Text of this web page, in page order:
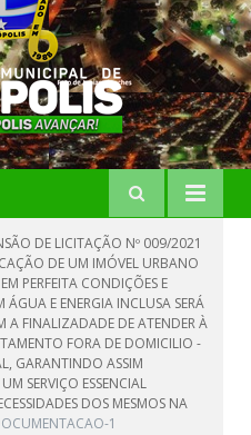
DE LICITAÇÃO Nº 009/2021
DE UM IMÓVEL URBANO
PERFEITA CONDIÇÕES E
E ENERGIA INCLUSA SERÁ
A FINALIZADADE DE ATENDER À
FORA DE DOMICILIO -
GARANTINDO ASSIM
SERVIÇO ESSENCIAL
DOS MESMOS NA
1